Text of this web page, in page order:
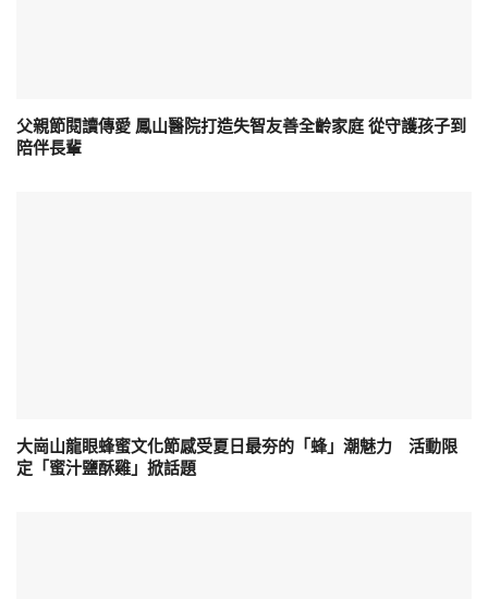
父親節閱讀傳愛 鳳山醫院打造失智友善全齡家庭 從守護孩子到
陪伴長輩
大崗山龍眼蜂蜜文化節感受夏日最夯的「蜂」潮魅力 活動限
定「蜜汁鹽酥雞」掀話題